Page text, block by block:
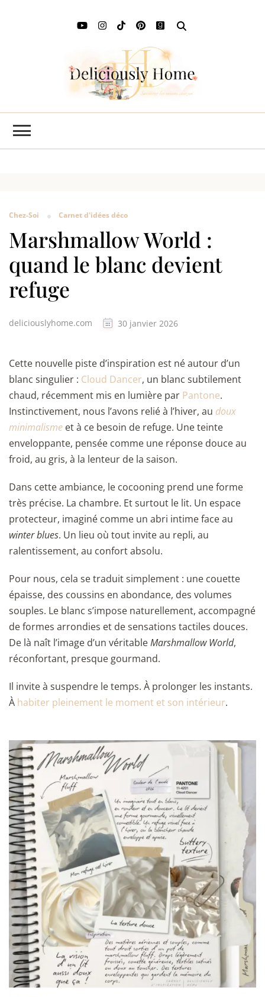
Chez-Soi Carnet d'idées déco
Marshmallow World :
quand le blanc devient
refuge
deliciouslyhome.com 30 janvier 2026
Cette nouvelle piste d’inspiration est né autour d’un
blanc singulier : Cloud Dancer, un blanc subtilement
chaud, récemment mis en lumière par Pantone.
Instinctivement, nous l’avons relié à l’hiver, au doux
minimalisme et à ce besoin de refuge. Une teinte
enveloppante, pensée comme une réponse douce au
froid, au gris, à la lenteur de la saison.
Dans cette ambiance, le cocooning prend une forme
très précise. La chambre. Et surtout le lit. Un espace
protecteur, imaginé comme un abri intime face au
winter blues. Un lieu où tout invite au repli, au
ralentissement, au confort absolu.
Pour nous, cela se traduit simplement : une couette
épaisse, des coussins en abondance, des volumes
souples. Le blanc s’impose naturellement, accompagné
de formes arrondies et de sensations tactiles douces.
De là naît l’image d’un véritableMarshmallow World,
réconfortant, presque gourmand.
Il invite à suspendre le temps. À prolonger les instants.
À habiter pleinement le moment et son intérieur.